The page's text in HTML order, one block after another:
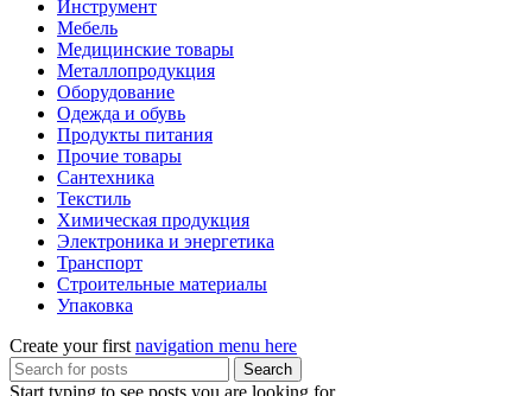
Инструмент
Мебель
Медицинские товары
Металлопродукция
Оборудование
Одежда и обувь
Продукты питания
Прочие товары
Сантехника
Текстиль
Химическая продукция
Электроника и энергетика
Транспорт
Строительные материалы
Упаковка
Create your firstnavigation menu here
Search